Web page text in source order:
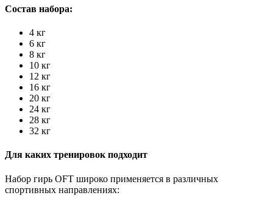
Состав набора:
4 кг
6 кг
8 кг
10 кг
12 кг
16 кг
20 кг
24 кг
28 кг
32 кг
Для каких тренировок подходит
Набор гирь OFT широко применяется в различных
спортивных направлениях: